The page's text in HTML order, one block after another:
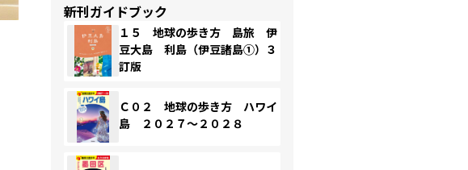
新刊ガイドブック
１５ 地球の歩き方 島旅 伊
豆大島 利島（伊豆諸島①）３
訂版
Ｃ０２ 地球の歩き方 ハワイ
島 ２０２７～２０２８